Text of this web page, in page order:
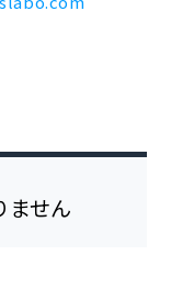
ません